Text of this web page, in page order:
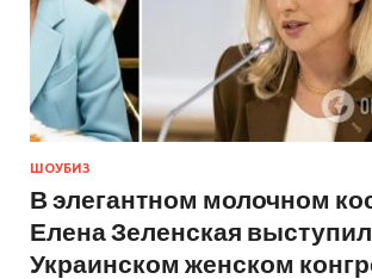
ШОУБИЗ
В элегантном молочном
Елена Зеленская
Украинском женском